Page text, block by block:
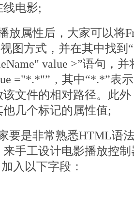
线电影;
属性后，大家可以将
图方式，并在其中找到
value >”语句，
="*.*"”，其中“*.*”表
文件的相对路径。此
几个标记的属性值;
是非常熟悉HTML语法
手工设计电影播放控
入以下字段：